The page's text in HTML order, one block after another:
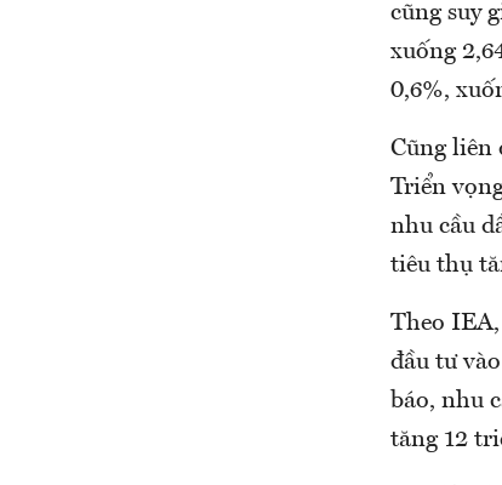
cũng suy
xuống
0,6%,
Cũng liên
Triển
nhu cầu
tiêu thụ
Theo
đầu tư
báo, nhu
tăng 12